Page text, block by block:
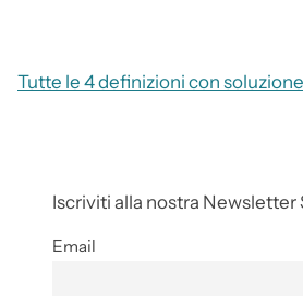
Tutte le 4 definizioni con
Iscriviti alla nostra Newsletter
Email